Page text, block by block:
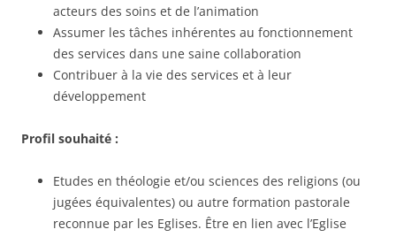
acteurs des soins et de l’animation
Assumer les tâches inhérentes au fonctionnement
des services dans une saine collaboration
Contribuer à la vie des services et à leur
développement
Profil souhaité :
Etudes en théologie et/ou sciences des religions (ou
jugées équivalentes) ou autre formation pastorale
reconnue par les Eglises. Être en lien avec l’Eglise